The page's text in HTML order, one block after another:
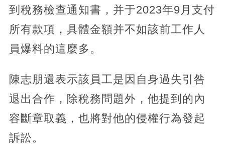
到稅務檢查通知書，并于2023年9月支付
所有款項，具體金額并不如該前工作人
員爆料的這麼多。
陳志朋還表示該員工是因自身過失引咎
退出合作，除稅務問題外，他提到的內
容斷章取義，也將對他的侵權行為發起
訴訟。